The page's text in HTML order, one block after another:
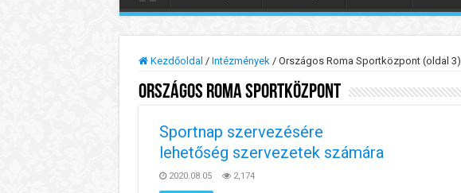
Kezdőoldal / Intézmények / Országos Roma Sportközpont (oldal 3)
Országos Roma Sportközpont
Sportnap szervezésére
lehetőség szervezetek számára
2020.08.05 2,174